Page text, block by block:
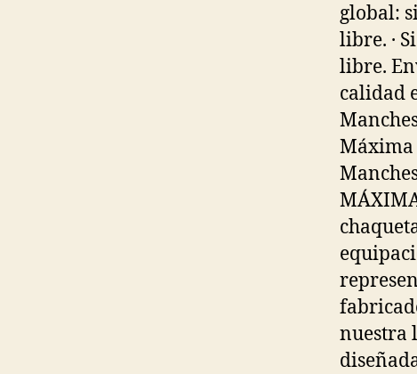
global:
libre. ·
libre.
calidad
Máxima
nuestra